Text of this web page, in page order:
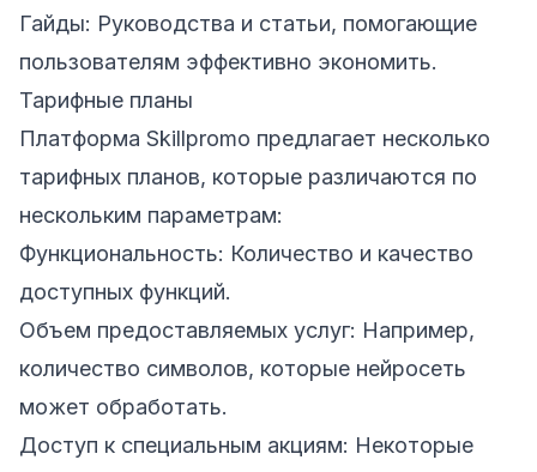
Гайды: Руководства и статьи, помогающие
пользователям эффективно экономить.
Тарифные планы
Платформа Skillpromo предлагает несколько
тарифных планов, которые различаются по
нескольким параметрам:
Функциональность: Количество и качество
доступных функций.
Объем предоставляемых услуг: Например,
количество символов, которые нейросеть
может обработать.
Доступ к специальным акциям: Некоторые